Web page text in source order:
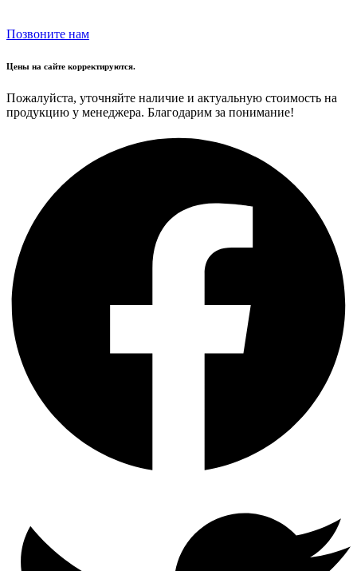
Позвоните нам
Цены на сайте корректируются.
Пожалуйста, уточняйте наличие и актуальную стоимость на
продукцию у менеджера. Благодарим за понимание!